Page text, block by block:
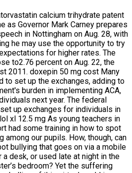
calcium trihydrate patent
as Governor Mark Carney prepares
in Nottingham on Aug. 28, with
he may use the opportunity to try
for higher rates. The
to2.76 percent on Aug. 22, the
2011. doxepin 50 mg cost Many
to set up the exchanges, adding to
burden in implementing ACA,
next year. The federal
up exchanges for individuals in
xl 12.5 mg As young teachers in
had some training in how to spot
among our pupils. How, though, can
bullying that goes on via a mobile
a desk, or used late at night in the
bedroom? Yet the suffering